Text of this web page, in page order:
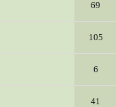
69
105
6
41